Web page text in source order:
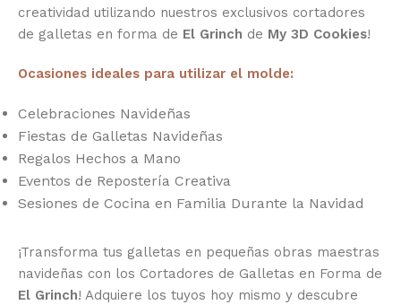
creatividad utilizando nuestros exclusivos cortadores
de galletas en forma de El Grinch de My 3D Cookies!
Ocasiones ideales para utilizar el molde:
Celebraciones Navideñas
Fiestas de Galletas Navideñas
Regalos Hechos a Mano
Eventos de Repostería Creativa
Sesiones de Cocina en Familia Durante la Navidad
¡Transforma tus galletas en pequeñas obras maestras
navideñas con los Cortadores de Galletas en Forma de
El Grinch! Adquiere los tuyos hoy mismo y descubre